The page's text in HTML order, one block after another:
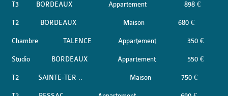
T3 BORDEAUX Appartement 898 €
T2 BORDEAUX Maison 680 €
Chambre TALENCE Appartement 350 €
Studio BORDEAUX Appartement 550 €
T2 SAINTE-TER .. Maison 750 €